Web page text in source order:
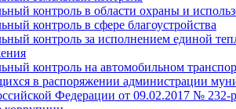
контроль в области охраны и
контроль в сфере благоустройства
контроль за исполнением единой
контроль на автомобильном
в распоряжении администрации
Федерации от 09.02.2017 № 232-